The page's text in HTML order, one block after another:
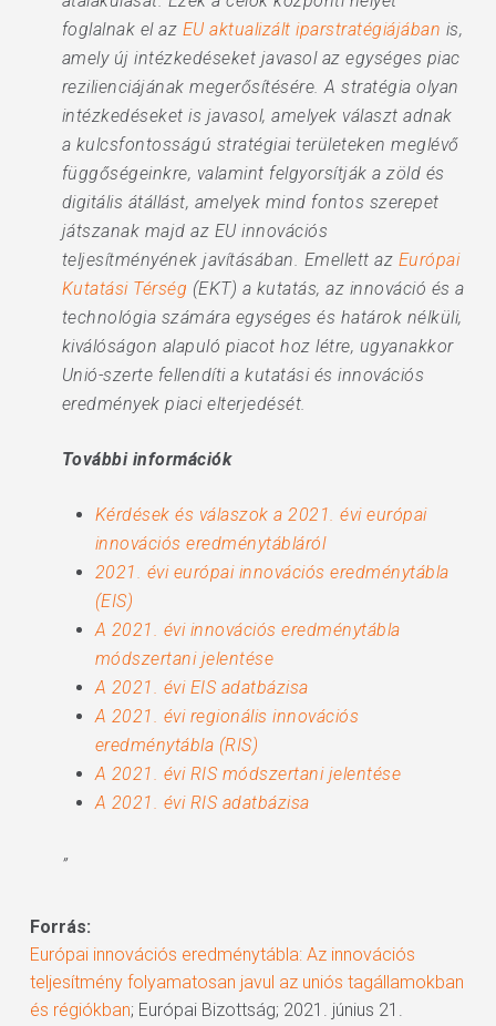
foglalnak el az EU aktualizált iparstratégiájában is,
amely új intézkedéseket javasol az egységes piac
rezilienciájának megerősítésére. A stratégia olyan
intézkedéseket is javasol, amelyek választ adnak
a kulcsfontosságú stratégiai területeken meglévő
függőségeinkre, valamint felgyorsítják a zöld és
digitális átállást, amelyek mind fontos szerepet
játszanak majd az EU innovációs
teljesítményének javításában. Emellett az Európai
Kutatási Térség (EKT) a kutatás, az innováció és a
technológia számára egységes és határok nélküli,
kiválóságon alapuló piacot hoz létre, ugyanakkor
Unió-szerte fellendíti a kutatási és innovációs
eredmények piaci elterjedését.
További információk
Kérdések és válaszok a 2021. évi európai
innovációs eredménytábláról
2021. évi európai innovációs eredménytábla
(EIS)
A 2021. évi innovációs eredménytábla
módszertani jelentése
A 2021. évi EIS adatbázisa
A 2021. évi regionális innovációs
eredménytábla (RIS)
A 2021. évi RIS módszertani jelentése
A 2021. évi RIS adatbázisa
”
Forrás:
Európai innovációs eredménytábla: Az innovációs
teljesítmény folyamatosan javul az uniós tagállamokban
és régiókban; Európai Bizottság; 2021. június 21.